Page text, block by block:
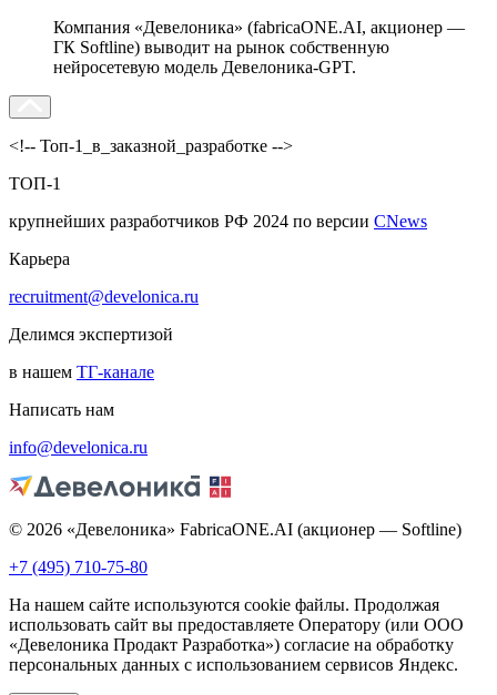
Компания «Девелоника» (fabricaONE.AI, акционер —
ГК Softline) выводит на рынок собственную
нейросетевую модель Девелоника-GPT.
<!-- Топ-1_в_заказной_разработке -->
ТОП-1
крупнейших разработчиков РФ 2024 по версии CNews
Карьера
recruitment@develonica.ru
Делимся экспертизой
в нашем ТГ-канале
Написать нам
info@develonica.ru
© 2026 «Девелоника» FabricaONE.AI (акционер — Softline)
+7 (495) 710-75-80
На нашем сайте используются cookie файлы. Продолжая
использовать сайт вы предоставляете Оператору (или ООО
«Девелоника Продакт Разработка») согласие на обработку
персональных данных с использованием сервисов Яндекс.